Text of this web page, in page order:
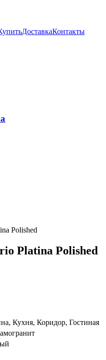
ДоставкаКонтакты
Polished
Platina Polished
Кухня, Коридор, Гостиная